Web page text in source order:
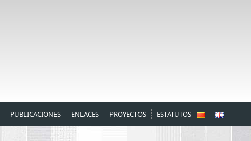
PUBLICACIONES ENLACES PROYECTOS ESTATUTOS